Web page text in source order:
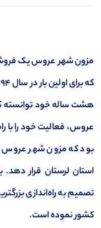
مزون شهر عروس یک
عروس، فعالیت خود را با
بود که مزون شهر عروس
استان لرستان قرار
تصمیم به راه‌اندازی
کشور نموده است.